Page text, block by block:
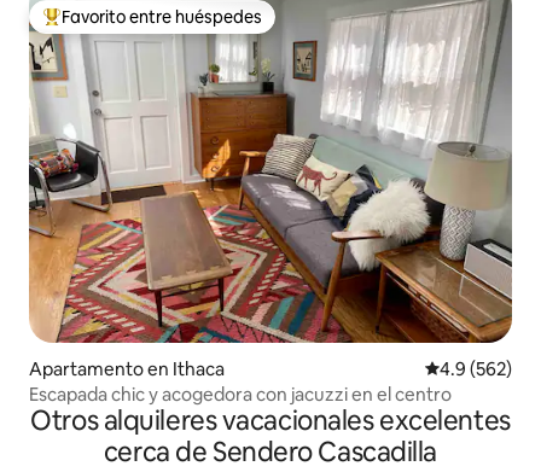
Favorito entre huéspedes preferido
Favorito entre huéspedes
Apartamento en Ithaca Calificación
4.9 (562)
Escapada chic y acogedora con jacuzzi en el centro
Otros alquileres vacacionales excelentes
cerca de Sendero Cascadilla